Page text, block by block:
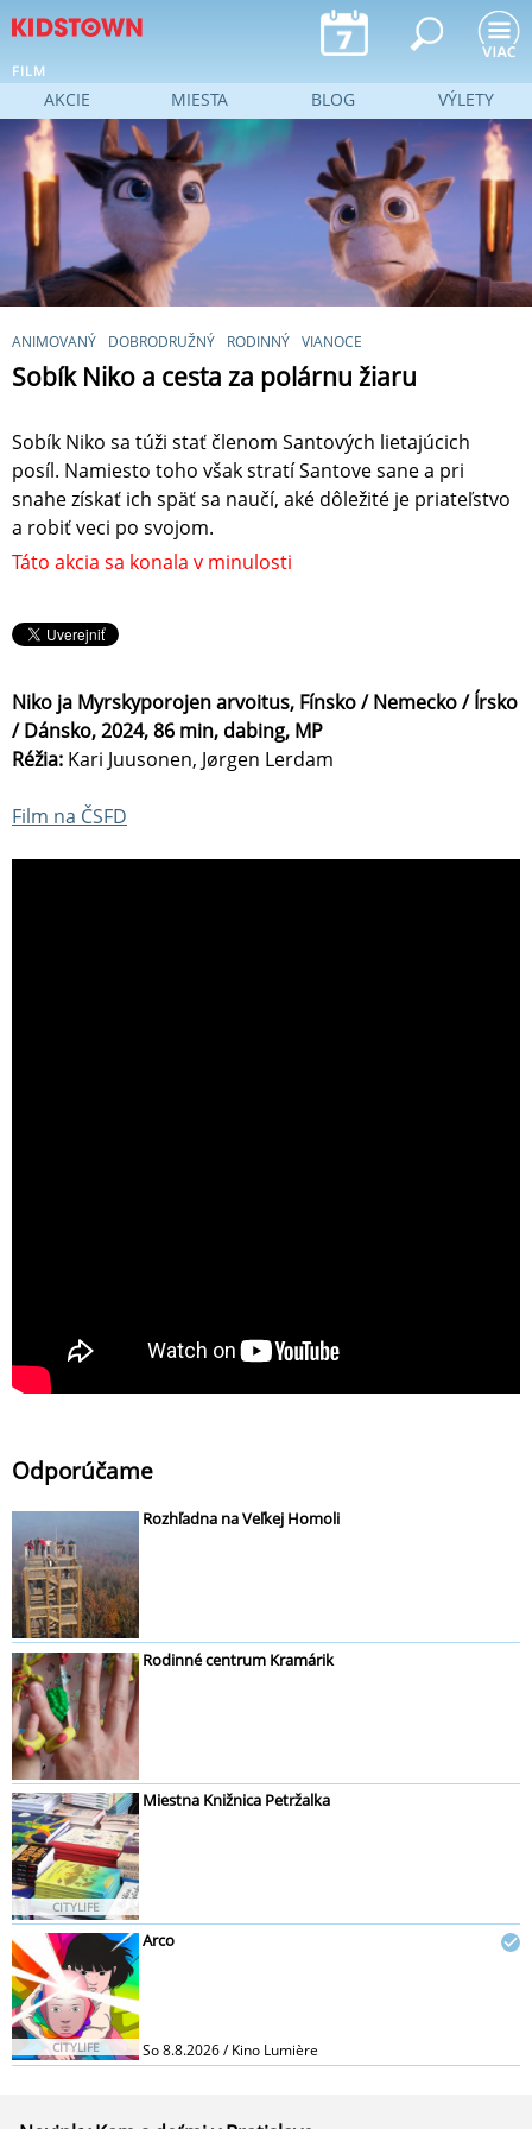
Jump to navigation
FILM
ANIMOVANÝ DOBRODRUŽNÝ RODINNÝ VIANOCE
Sobík Niko a cesta za polárnu žiaru
Sobík Niko sa túži stať členom Santových lietajúcich
posíl. Namiesto toho však stratí Santove sane a pri
snahe získať ich späť sa naučí, aké dôležité je priateľstvo
a robiť veci po svojom.
Táto akcia sa konala v minulosti
Niko ja Myrskyporojen arvoitus, Fínsko / Nemecko / Írsko
/ Dánsko, 2024, 86 min, dabing, MP
Réžia: Kari Juusonen, Jørgen Lerdam
Film na ČSFD
Odporúčame
Rozhľadna na Veľkej Homoli
Rodinné centrum Kramárik
CITYLIFE
Miestna Knižnica Petržalka
CITYLIFE
Arco
So 8.8.2026 / Kino Lumière
AKCIE MIESTA BLOG VÝLETY